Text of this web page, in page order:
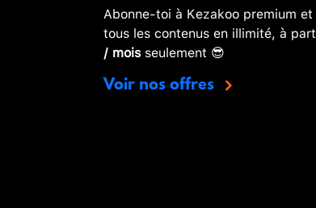
Abonne-toi à Kezakoo premium
tous les contenus en illimité, à
/ moisseulement 😎
Voir nos offres